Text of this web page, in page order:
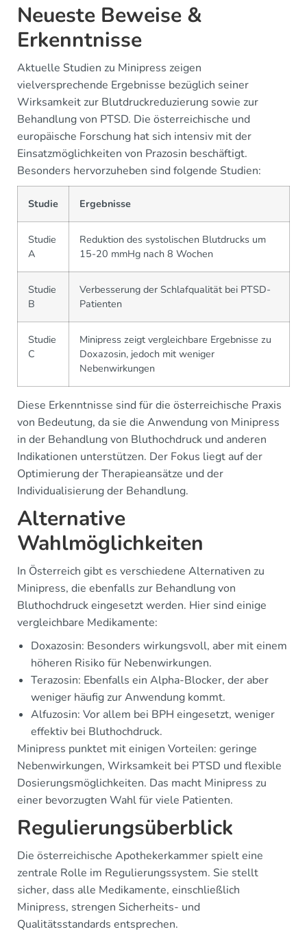
Neueste Beweise &
Erkenntnisse
Aktuelle Studien zu Minipress zeigen
vielversprechende Ergebnisse bezüglich seiner
Wirksamkeit zur Blutdruckreduzierung sowie zur
Behandlung von PTSD. Die österreichische und
europäische Forschung hat sich intensiv mit der
Einsatzmöglichkeiten von Prazosin beschäftigt.
Besonders hervorzuheben sind folgende Studien:
Studie Ergebnisse
Studie
A
Reduktion des systolischen Blutdrucks um
15-20 mmHg nach 8 Wochen
Studie
B
Verbesserung der Schlafqualität bei PTSD-
Patienten
Studie
C
Minipress zeigt vergleichbare Ergebnisse zu
Doxazosin, jedoch mit weniger
Nebenwirkungen
Diese Erkenntnisse sind für die österreichische Praxis
von Bedeutung, da sie die Anwendung von Minipress
in der Behandlung von Bluthochdruck und anderen
Indikationen unterstützen. Der Fokus liegt auf der
Optimierung der Therapieansätze und der
Individualisierung der Behandlung.
Alternative
Wahlmöglichkeiten
In Österreich gibt es verschiedene Alternativen zu
Minipress, die ebenfalls zur Behandlung von
Bluthochdruck eingesetzt werden. Hier sind einige
vergleichbare Medikamente:
Doxazosin: Besonders wirkungsvoll, aber mit einem
höheren Risiko für Nebenwirkungen.
Terazosin: Ebenfalls ein Alpha-Blocker, der aber
weniger häufig zur Anwendung kommt.
Alfuzosin: Vor allem bei BPH eingesetzt, weniger
effektiv bei Bluthochdruck.
Minipress punktet mit einigen Vorteilen: geringe
Nebenwirkungen, Wirksamkeit bei PTSD und flexible
Dosierungsmöglichkeiten. Das macht Minipress zu
einer bevorzugten Wahl für viele Patienten.
Regulierungsüberblick
Die österreichische Apothekerkammer spielt eine
zentrale Rolle im Regulierungssystem. Sie stellt
sicher, dass alle Medikamente, einschließlich
Minipress, strengen Sicherheits- und
Qualitätsstandards entsprechen.